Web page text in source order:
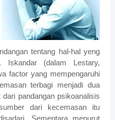
tentang hal-hal yeng
Iskandar (dalam Lestary,
factor yang mempengaruhi
terbagi menjadi dua
dari pandangan psikoanalisis
dari kecemasan itu